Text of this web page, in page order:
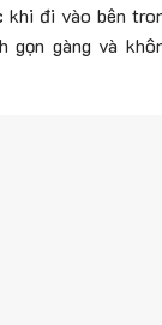
khi đi vào bên
gọn gàng và